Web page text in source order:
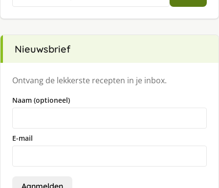
Nieuwsbrief
Ontvang de lekkerste recepten in je inbox.
Naam (optioneel)
E-mail